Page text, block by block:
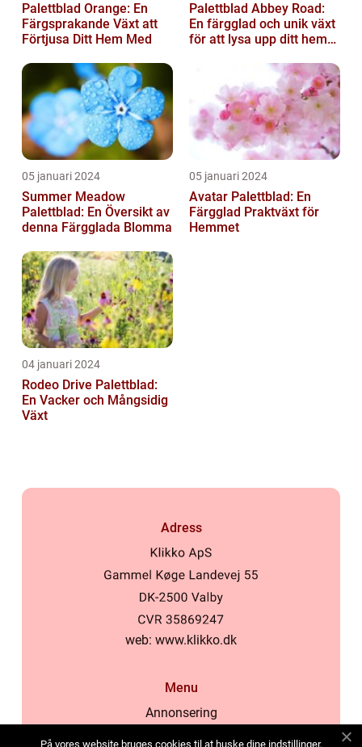
Palettblad Orange: En
Färgsprakande Växt att
Förtjusa Ditt Hem Med
Palettblad Abbey Road:
En färgglad och unik växt
för att lysa upp ditt hem
05 januari 2024
Summer Meadow
Palettblad: En Översikt av
denna Färgglada Blomma
05 januari 2024
Avatar Palettblad: En
Färgglad Praktväxt för
Hemmet
04 januari 2024
Rodeo Drive Palettblad:
En Vacker och Mångsidig
Växt
Adress
web: www.klikko.dk
Menu
Annonsering
På vores website bruges cookies til at huske dine indstillinger,